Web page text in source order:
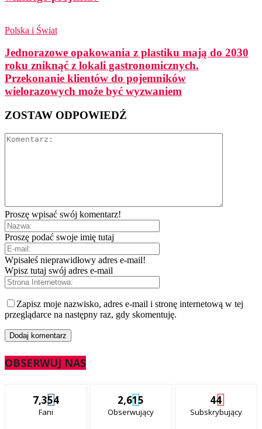
Polska i Świat
Jednorazowe opakowania z plastiku mają do 2030
roku zniknąć z lokali gastronomicznych.
Przekonanie klientów do pojemników
wielorazowych może być wyzwaniem
ZOSTAW ODPOWIEDŹ
Proszę wpisać swój komentarz!
Proszę podać swoje imię tutaj
Wpisałeś nieprawidłowy adres e-mail!
Wpisz tutaj swój adres e-mail
Zapisz moje nazwisko, adres e-mail i stronę internetową w tej
przeglądarce na następny raz, gdy skomentuję.
OBSERWUJ NAS
7,354
Fani
2,615
Obserwujący
44
Subskrybujący